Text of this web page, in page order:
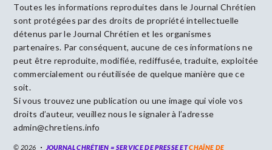
Toutes les informations reproduites dans le Journal Chrétien
sont protégées par des droits de propriété intellectuelle
détenus par le Journal Chrétien et les organismes
partenaires. Par conséquent, aucune de ces informations ne
peut être reproduite, modifiée, rediffusée, traduite, exploitée
commercialement ou réutilisée de quelque manière que ce
soit.
Si vous trouvez une publication ou une image qui viole vos
droits d’auteur, veuillez nous le signaler à l’adresse
admin@chretiens.info
© 2026 JOURNAL CHRÉTIEN = SERVICE DE PRESSE ETCHAÎNE DE